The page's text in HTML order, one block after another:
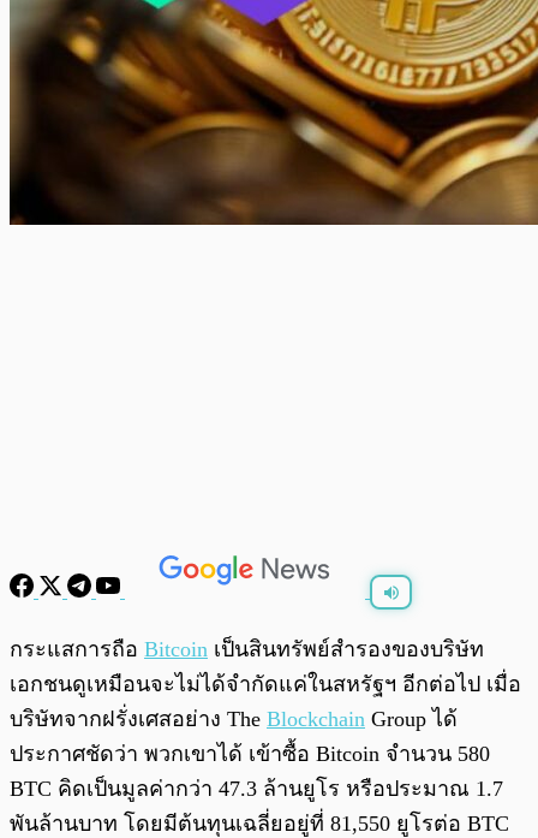
พร้อมเล่น / 0:00
กระแสการถือ Bitcoin เป็นสินทรัพย์สำรองของบริษัท
เอกชนดูเหมือนจะไม่ได้จำกัดแค่ในสหรัฐฯ อีกต่อไป เมื่อ
บริษัทจากฝรั่งเศสอย่าง The Blockchain Group ได้
ประกาศชัดว่า พวกเขาได้ เข้าซื้อ Bitcoin จำนวน 580
BTC คิดเป็นมูลค่ากว่า 47.3 ล้านยูโร หรือประมาณ 1.7
พันล้านบาท โดยมีต้นทุนเฉลี่ยอยู่ที่ 81,550 ยูโรต่อ BTC